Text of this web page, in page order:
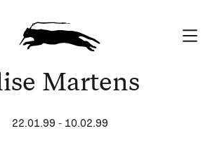
Martens
22.01.99 - 10.02.99